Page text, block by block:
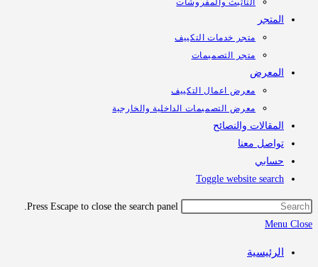
التأثيث والمفروشات
متجر خدمات التكييف
متجر التصميمات
معرض اعمال التكييف
معرض التصميمات الداخلية والخارجية
والنصائح
معنا
Toggle website
Press Escape to close the search panel.